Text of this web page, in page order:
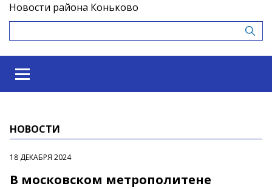
Новости района Коньково
НОВОСТИ
18 ДЕКАБРЯ 2024
В московском метрополитене